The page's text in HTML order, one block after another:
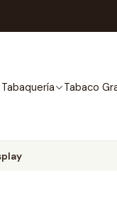
Tabaquería Tabaco